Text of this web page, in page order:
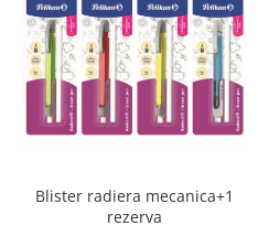
Blister radiera mecanica+1
rezerva